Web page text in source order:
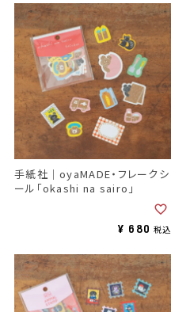
手紙社｜oyaMADE・フレークシ
ール「okashi na sairo」
¥ 680 税込